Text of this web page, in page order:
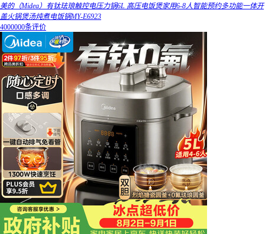
美的（Midea）有钛珐琅触控电压力锅6L 高压电饭煲家用6-8人智能预约多功能一体开
盖火锅煲汤炖煮电饭锅MY-E6923
4000000条评价